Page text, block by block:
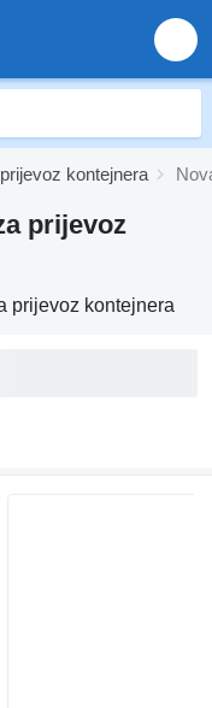
kontejnera
prijevoz
prijevoz kontejnera